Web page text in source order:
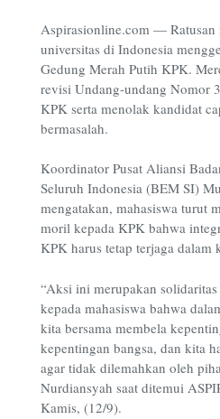
Aspirasionline.com — Ratusan
universitas di Indonesia
Gedung Merah Putih KPK.
revisi Undang-undang Nomor
KPK serta menolak kandidat
bermasalah.
Koordinator Pusat Aliansi
Seluruh Indonesia (BEM SI)
mengatakan, mahasiswa turut
moril kepada KPK bahwa
KPK harus tetap terjaga dalam
“Aksi ini merupakan
kepada mahasiswa bahwa
kita bersama membela
kepentingan bangsa, dan kita
agar tidak dilemahkan oleh
Nurdiansyah saat ditemui
Kamis, (12/9).